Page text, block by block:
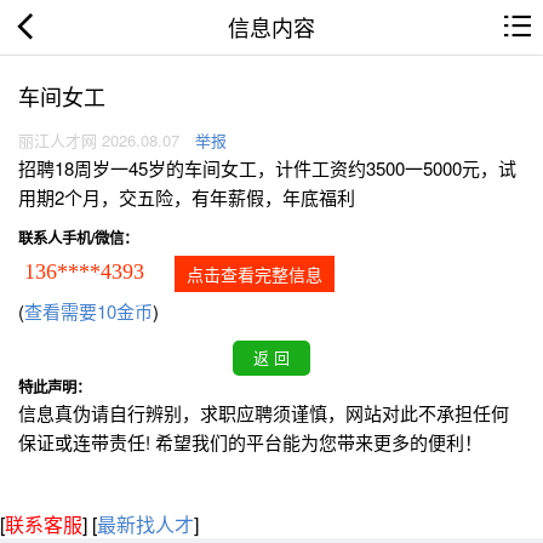
信息内容
车间女工
丽江人才网 2026.08.07 举报
招聘18周岁一45岁的车间女工，计件工资约3500一5000元，试
用期2个月，交五险，有年薪假，年底福利
联系人手机/微信：
136****4393 点击查看完整信息
(查看需要10金币)
特此声明：
信息真伪请自行辨别，求职应聘须谨慎，网站对此不承担任何
保证或连带责任! 希望我们的平台能为您带来更多的便利！
[联系客服] [最新找人才]